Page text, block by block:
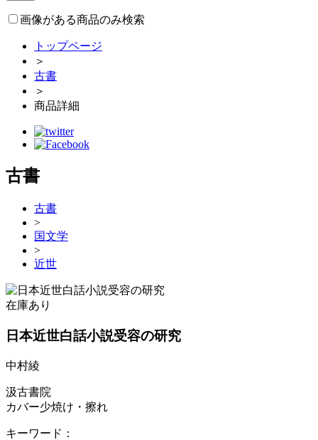
画像がある商品のみ検索
トップページ
＞
古書
＞
商品詳細
古書
古書
>
国文学
>
近世
在庫あり
日本近世白話小説受容の研究
中村綾
汲古書院
カバー少焼け・擦れ
キーワード：